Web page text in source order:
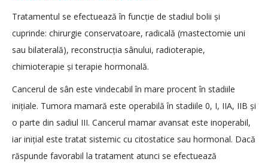
Tratamentul se efectuează în funcție de stadiul bolii și
cuprinde: chirurgie conservatoare, radicală (mastectomie uni
sau bilaterală), reconstrucția sânului, radioterapie,
chimioterapie și terapie hormonală.
Cancerul de sân este vindecabil în mare procent în stadiile
inițiale. Tumora mamară este operabilă în stadiile 0, I, IIA, IIB și
o parte din sadiul III. Cancerul mamar avansat este inoperabil,
iar inițial este tratat sistemic cu citostatice sau hormonal. Dacă
răspunde favorabil la tratament atunci se efectuează